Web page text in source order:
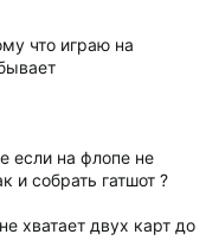
что играю на
если на флопе не
и собрать гатшот ?
хватает двух карт до